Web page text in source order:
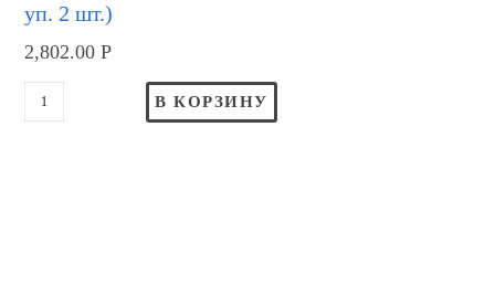
уп. 2 шт.)
2,802.00Р
В КОРЗИНУ